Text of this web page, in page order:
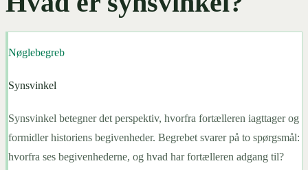
Nøglebegreb
Synsvinkel
Synsvinkel betegner det perspektiv, hvorfra fortælleren iagttager og
formidler historiens begivenheder. Begrebet svarer på to spørgsmål:
hvorfra ses begivenhederne, og hvad har fortælleren adgang til?